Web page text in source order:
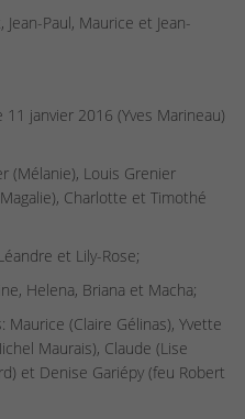
Paul, Maurice et Jean-
janvier 2016 (Yves Marineau)
(Mélanie), Louis Grenier
Charlotte et Timothé
et Lily-Rose;
Helena, Briana et Macha;
(Claire Gélinas), Yvette
Maurais), Claude (Lise
et Denise Gariépy (feu Robert